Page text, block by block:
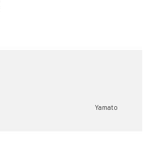
Yamato